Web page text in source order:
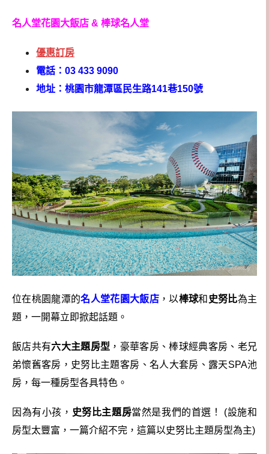
名人堂花園大飯店 & 棒球名人堂
優惠訂房
電話：03 433 9090
地址：桃園市龍潭區民生路141巷150號
位在桃園龍潭的名人堂花園大飯店 ，以棒球和 史努比為主
題，一開幕立即掀起話題。
飯店共有六大主題房型 ，豪華客房、棒球經典客房、老兄
弟懷舊客房，史努比主題客房、名人大套房、露天SPA池
房，每一種房型各具特色。
因為有小孩， 史努比主題房當然是我們的首選！ (設施和
房型太豐富，一篇介紹不完，這篇以史努比主題房型為主)